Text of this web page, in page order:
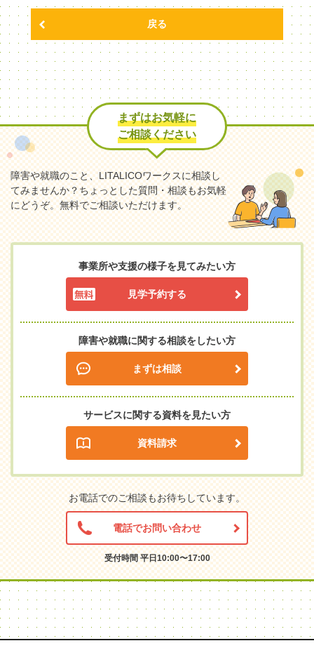
戻る
まずはお気軽に
ご相談ください
障害や就職のこと、LITALICOワークスに相談し
てみませんか？ちょっとした質問・相談もお気軽
にどうぞ。無料でご相談いただけます。
事業所や支援の様子を見てみたい方
見学予約する
障害や就職に関する相談をしたい方
まずは相談
サービスに関する資料を見たい方
資料請求
お電話でのご相談もお待ちしています。
電話でお問い合わせ
受付時間 平日10:00〜17:00